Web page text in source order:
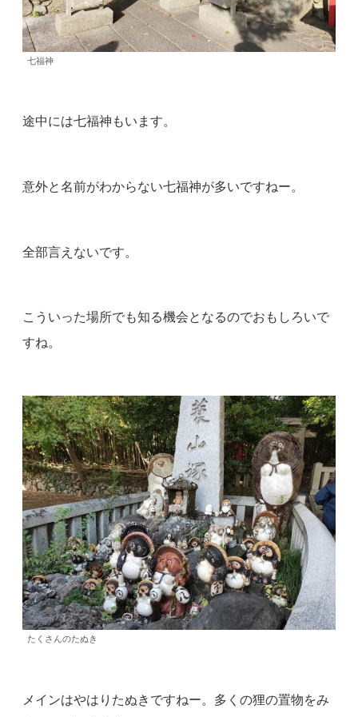
七福神
途中には七福神もいます。
意外と名前がわからない七福神が多いですねー。
全部言えないです。
こういった場所でも知る機会となるのでおもしろいで
すね。
たくさんのたぬき
メインはやはりたぬきですねー。多くの狸の置物をみ